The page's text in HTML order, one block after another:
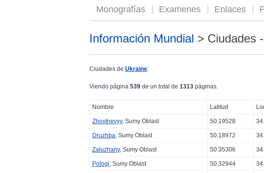
Monografías Examenes Enlaces
Información Mundial > Ciudades
Ciudades de Ukraine:
Viendo página 539 de un total de 1313 páginas.
Nombre Latitud
Zhovtnevyy, Sumy Oblast 50.19528
Druzhba, Sumy Oblast 50.18972
Zaluzhany, Sumy Oblast 50.35306
Pologi, Sumy Oblast 50.32944